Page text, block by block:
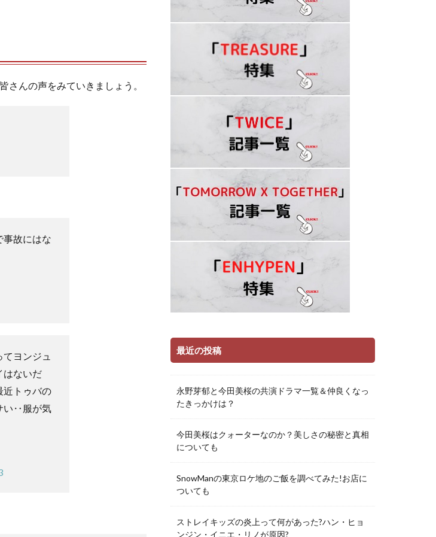
さんの声をみていきましょう。
事故にはな
ヨンジュ
はないだ
トゥバの
い‥服が気
最近の投稿
永野芽郁と今田美桜の共演ドラマ一覧＆仲良くなっ
たきっかけは？
今田美桜はクォーターなのか？美しさの秘密と真相
についても
SnowManの東京ロケ地のご飯を調べてみた!お店に
ついても
ストレイキッズの炎上って何があった?ハン・ヒョ
ンジン・イニエ・リノが原因?